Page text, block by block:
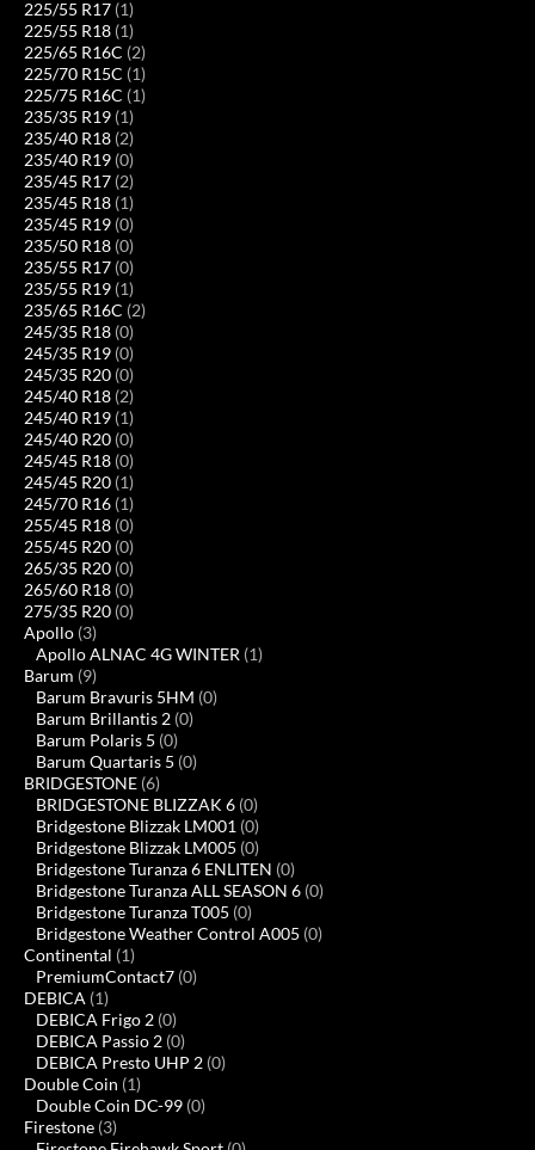
225/55 R17 (1)
225/55 R18 (1)
225/65 R16C (2)
225/70 R15C (1)
225/75 R16C (1)
235/35 R19 (1)
235/40 R18 (2)
235/40 R19 (0)
235/45 R17 (2)
235/45 R18 (1)
235/45 R19 (0)
235/50 R18 (0)
235/55 R17 (0)
235/55 R19 (1)
235/65 R16C (2)
245/35 R18 (0)
245/35 R19 (0)
245/35 R20 (0)
245/40 R18 (2)
245/40 R19 (1)
245/40 R20 (0)
245/45 R18 (0)
245/45 R20 (1)
245/70 R16 (1)
255/45 R18 (0)
255/45 R20 (0)
265/35 R20 (0)
265/60 R18 (0)
275/35 R20 (0)
Apollo (3)
Apollo ALNAC 4G WINTER (1)
Barum (9)
Barum Bravuris 5HM (0)
Barum Brillantis 2 (0)
Barum Polaris 5 (0)
Barum Quartaris 5 (0)
BRIDGESTONE (6)
BRIDGESTONE BLIZZAK 6 (0)
Bridgestone Blizzak LM001 (0)
Bridgestone Blizzak LM005 (0)
Bridgestone Turanza 6 ENLITEN (0)
Bridgestone Turanza ALL SEASON 6 (0)
Bridgestone Turanza T005 (0)
Bridgestone Weather Control A005 (0)
Continental (1)
PremiumContact7 (0)
DEBICA (1)
DEBICA Frigo 2 (0)
DEBICA Passio 2 (0)
DEBICA Presto UHP 2 (0)
Double Coin (1)
Double Coin DC-99 (0)
Firestone (3)